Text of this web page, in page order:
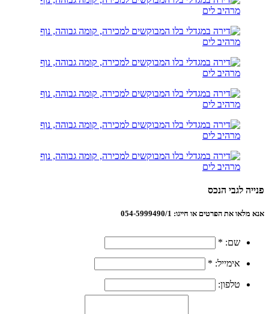
פנייה לגבי הנכס
אנא מלאו את הפרטים או חייגו: 054-5999490/1
שם: *
אימייל: *
טלפון: